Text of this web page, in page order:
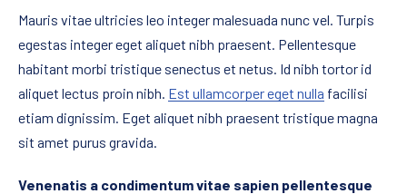
Mauris vitae ultricies leo integer malesuada nunc vel. Turpis
egestas integer eget aliquet nibh praesent. Pellentesque
habitant morbi tristique senectus et netus. Id nibh tortor id
aliquet lectus proin nibh. Est ullamcorper eget nulla facilisi
etiam dignissim. Eget aliquet nibh praesent tristique magna
sit amet purus gravida.
Venenatis a condimentum vitae sapien pellentesque